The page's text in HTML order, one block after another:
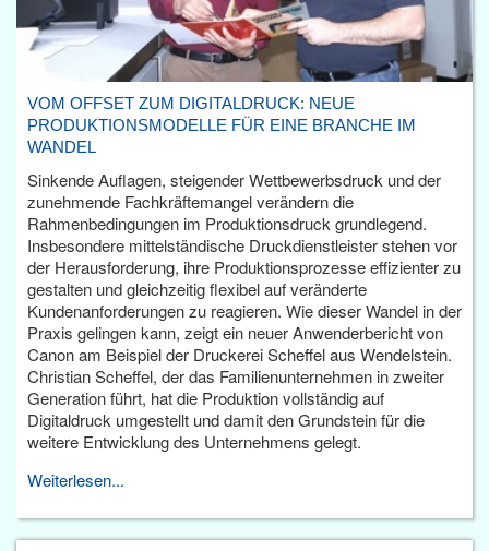
VOM OFFSET ZUM DIGITALDRUCK: NEUE
PRODUKTIONSMODELLE FÜR EINE BRANCHE IM
WANDEL
Sinkende Auflagen, steigender Wettbewerbsdruck und der
zunehmende Fachkräftemangel verändern die
Rahmenbedingungen im Produktionsdruck grundlegend.
Insbesondere mittelständische Druckdienstleister stehen vor
der Herausforderung, ihre Produktionsprozesse effizienter zu
gestalten und gleichzeitig flexibel auf veränderte
Kundenanforderungen zu reagieren. Wie dieser Wandel in der
Praxis gelingen kann, zeigt ein neuer Anwenderbericht von
Canon am Beispiel der Druckerei Scheffel aus Wendelstein.
Christian Scheffel, der das Familienunternehmen in zweiter
Generation führt, hat die Produktion vollständig auf
Digitaldruck umgestellt und damit den Grundstein für die
weitere Entwicklung des Unternehmens gelegt.
Weiterlesen...